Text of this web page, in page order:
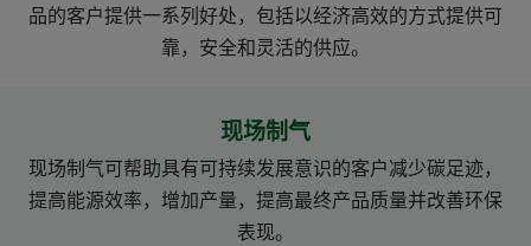
品的客户提供一系列好处，包括以经济高效的方式提供可
靠，安全和灵活的供应。
现场制气
现场制气可帮助具有可持续发展意识的客户减少碳足迹，
提高能源效率，增加产量，提高最终产品质量并改善环保
表现。